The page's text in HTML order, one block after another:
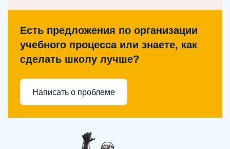
Есть предложения по организации
учебного процесса или знаете, как
сделать школу лучше?
Написать о проблеме